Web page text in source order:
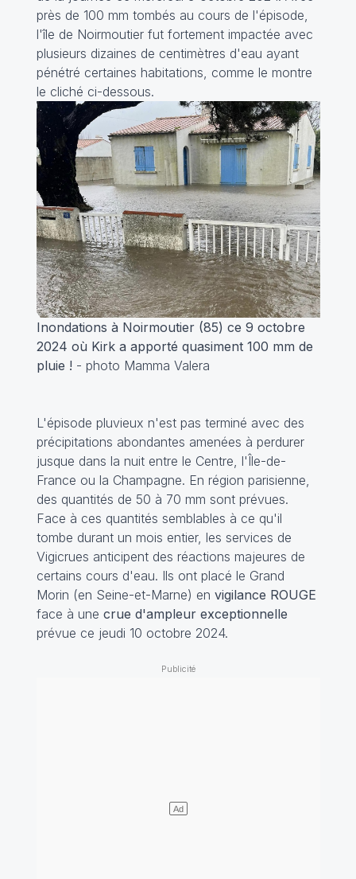
près de 100 mm tombés au cours de l'épisode,
l'île de Noirmoutier fut fortement impactée avec
plusieurs dizaines de centimètres d'eau ayant
pénétré certaines habitations, comme le montre
le cliché ci-dessous.
Inondations à Noirmoutier (85) ce 9 octobre
2024 où Kirk a apporté quasiment 100 mm de
pluie ! - photo Mamma Valera
L'épisode pluvieux n'est pas terminé avec des
précipitations abondantes amenées à perdurer
jusque dans la nuit entre le Centre, l'Île-de-
France ou la Champagne. En région parisienne,
des quantités de 50 à 70 mm sont prévues.
Face à ces quantités semblables à ce qu'il
tombe durant un mois entier, les services de
Vigicrues anticipent des réactions majeures de
certains cours d'eau. Ils ont placé le Grand
Morin (en Seine-et-Marne) en vigilance ROUGE
face à une crue d'ampleur exceptionnelle
prévue ce jeudi 10 octobre 2024.